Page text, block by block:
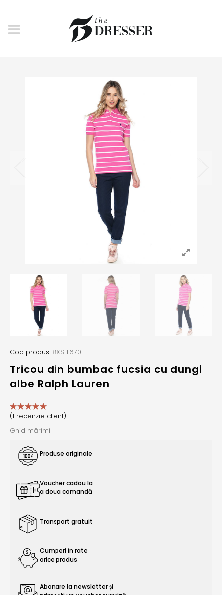
Cod produs: 8XSIT670
Tricou din bumbac fucsia cu dungi
albe Ralph Lauren
(1 recenzie client)
Ghid mărimi
Produse originale
Voucher cadou la
a doua comandă
Transport gratuit
Cumperi în rate
orice produs
Abonare la newsletter și